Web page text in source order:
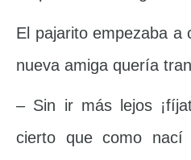
El pajarito empezaba a
nueva amiga quería
– Sin ir más lejos
cierto que como